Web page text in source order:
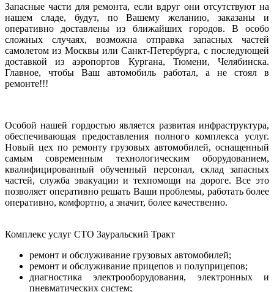
Запасные части для ремонта, если вдруг они отсутствуют на
нашем сладе, будут, по Вашему желанию, заказаны и
оперативно доставлены из ближайших городов. В особо
сложных случаях, возможна отправка запасных частей
самолетом из Москвы или Санкт-Петербурга, с последующей
доставкой из аэропортов Кургана, Тюмени, Челябинска.
Главное, чтобы Ваш автомобиль работал, а не стоял в
ремонте!!!
Особой нашей гордостью является развитая инфраструктура,
обеспечивающая предоставления полного комплекса услуг.
Новый цех по ремонту грузовых автомобилей, оснащенный
самым современным технологическим оборудованием,
квалифицированный обученный персонал, склад запасных
частей, служба эвакуации и техпомощи на дороге. Все это
позволяет оперативно решать Ваши проблемы, работать более
оперативно, комфортно, а значит, более качественно.
Комплекс услуг СТО Зауральский Тракт
ремонт и обслуживание грузовых автомобилей;
ремонт и обслуживание прицепов и полуприцепов;
диагностика электрооборудования, электронных и
пневматических систем;